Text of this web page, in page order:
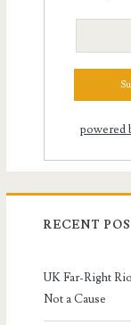
powered
RECENT
UK Far-Right
Not a Cause